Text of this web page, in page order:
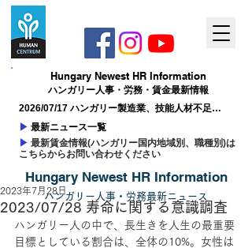
Hungary ​Newest HR Information
2026/07/17 ハンガリー製造業、技能人材不足が
成長の制約に
ハンガリー人事​・労務・賃金最新情報
▶ 最新ニュース一覧
▶ 最新賃金情報(ハンガリー国内地域別、職種別)は
こちらからお問い合わせください
2023/07/28 寿命に関する意識調査
2023年7月28日
ハンガリー人の中で、長生きを人生の最重要
目標としている割合は、全体の10%。女性は
Hungary ​Newest HR Information
ハンガリー人事 ​・ 労務最新ニュー ス